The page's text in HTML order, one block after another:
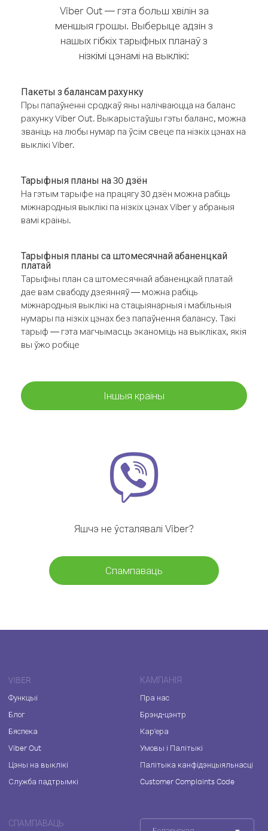
Viber Out — гэта больш хвілін за
меншыя грошы. Выберыце адзін з
нашых гібкіх тарыфных планаў з
нізкімі цэнамі на выклікі:
Пакеты з балансам рахунку
Пры папаўненні сродкаў яны налічваюцца на баланс
рахунку Viber Out. Выкарыстаўшы гэты баланс, можна
званіць на любы нумар па ўсім свеце па нізкіх цэнах на
выклікі Viber.
Тарыфныя планы на 30 дзён
На гэтым тарыфе на працягу 30 дзён можна рабіць
міжнародныя выклікі па нізкіх цэнах Viber у абраныя
вамі краіны.
Тарыфныя планы са штомесячнай абаненцкай
платай
Тарыфны план са штомесячнай абаненцкай платай
дае вам свабоду дзеянняў — можна рабіць
міжнародныя выклікі на стацыянарныя і мабільныя
нумары па нізкіх цэнах без папаўнення балансу. Такі
тарыф — гэта магчымасць эканоміць на выкліках, якія
вы ўжо робіце
Іншыя краіны
Яшчэ не ўсталявалі Viber?
Спампаваць
VIBER
Функцыі
Блог
Бяспека
Viber Out
Цэны на выклікі
Служба падтрымкі
КАМПАНІЯ
Пра нас
Брэнд-цэнтр
Кар'ера
Умовы і Палітыкі
Палітыка канфідэнцыяльнасці
Customer Complaints Code
СПАМПАВАЦЬ